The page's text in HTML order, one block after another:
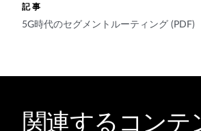
記事
5G時代のセグメントルーティング (PDF)
関連するコンテ